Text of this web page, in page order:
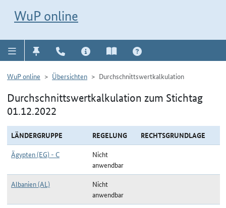
WuP online
WuP online Übersichten Durchschnittswertkalkulation
Durchschnittswertkalkulation zum Stichtag
01.12.2022
LÄNDERGRUPPE REGELUNG
RECHTSGRUNDLAGE
Ägypten (EG) - C
Nicht
anwendbar
Albanien (AL)
Nicht
anwendbar